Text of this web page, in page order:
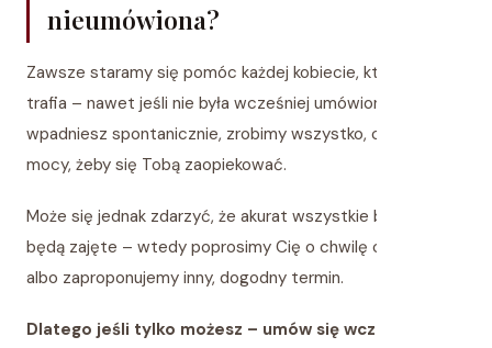
nieumówiona?
Zawsze staramy się pomóc każdej kobiecie, która do nas
trafia – nawet jeśli nie była wcześniej umówiona. Jeśli
wpadniesz spontanicznie, zrobimy wszystko, co w naszej
mocy, żeby się Tobą zaopiekować.
Może się jednak zdarzyć, że akurat wszystkie brafitterki
będą zajęte – wtedy poprosimy Cię o chwilę cierpliwości
albo zaproponujemy inny, dogodny termin.
Dlatego jeśli tylko możesz – umów się wcześniej.